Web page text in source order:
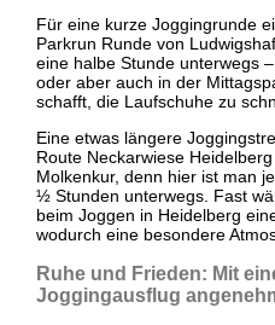
Für eine kurze Joggingrunde
Parkrun Runde von
eine halbe Stunde unterwegs
oder aber auch in der
schafft, die Laufschuhe zu
Eine etwas längere
Route Neckarwiese
Molkenkur, denn hier ist man
½ Stunden unterwegs. Fast
beim Joggen in Heidelberg
wodurch eine besondere
Ruhe und Frieden: Mit
Joggingausflug